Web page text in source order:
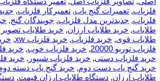
فلزیاب, تعمیرات گنج یاب, تعمیرکار فلزیاب,
فلزیاب, جدیدترین مدل فلزیاب, جویندگان گنج,
طلایاب, خرید طلایاب ارزان, خرید طلایاب
طلایاب قوی, خرید فلزیاب, خرید فلزیاب xw ,
فلزیاب توربو 20000
, خرید فلزیاب خوب, خرید
خرید فلزیاب دستی, خرید فلزیاب شیپور , خرید
خرید گنج یاب دست دوم, خرید گنج یاب دسته
طلایاب ارزان, دستگاه طلایاب ارزان قیمت,